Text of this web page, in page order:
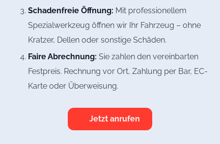
Schadenfreie Öffnung: Mit professionellem
Spezialwerkzeug öffnen wir Ihr Fahrzeug – ohne
Kratzer, Dellen oder sonstige Schäden.
Faire Abrechnung: Sie zahlen den vereinbarten
Festpreis. Rechnung vor Ort, Zahlung per Bar, EC-
Karte oder Überweisung.
Jetzt anrufen